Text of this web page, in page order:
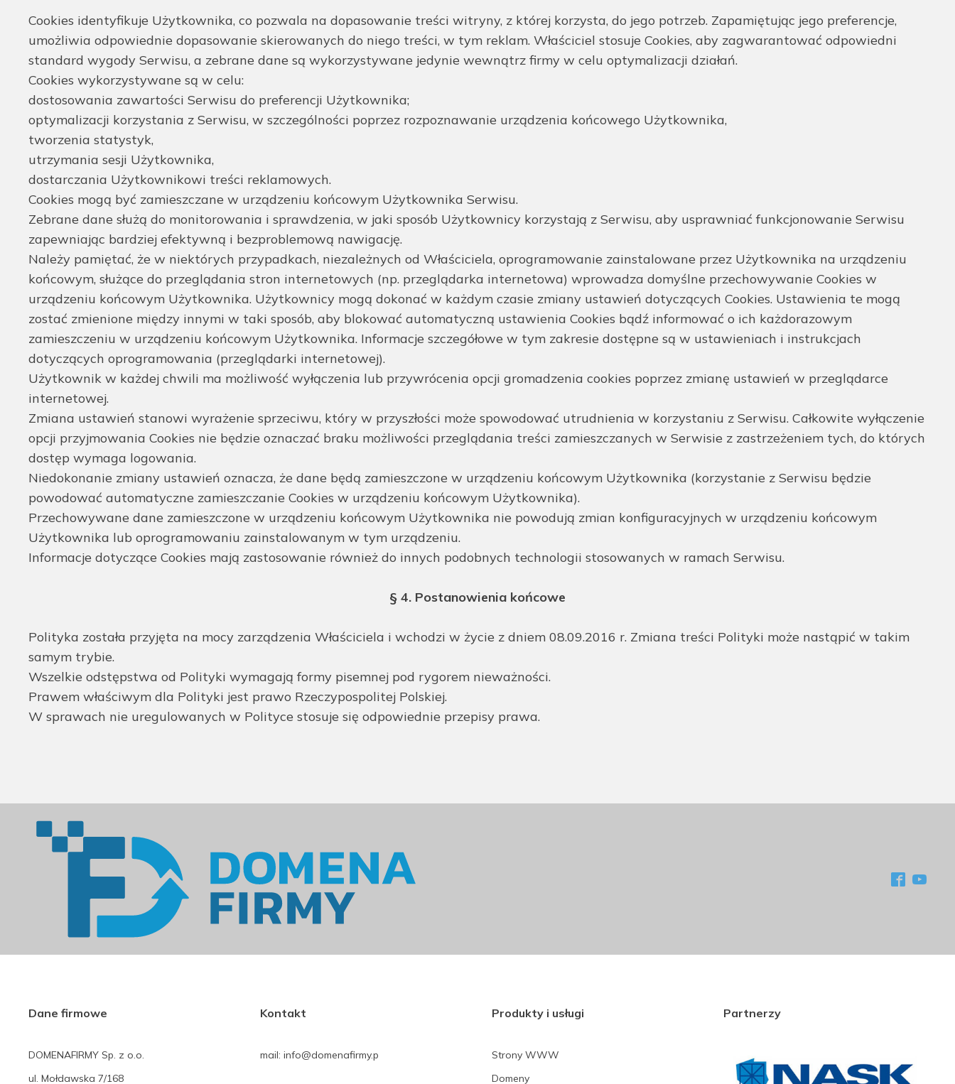
Cookies identyfikuje Użytkownika, co pozwala na dopasowanie treści witryny, z której korzysta, do jego potrzeb. Zapamiętując jego preferencje,
umożliwia odpowiednie dopasowanie skierowanych do niego treści, w tym reklam. Właściciel stosuje Cookies, aby zagwarantować odpowiedni
standard wygody Serwisu, a zebrane dane są wykorzystywane jedynie wewnątrz firmy w celu optymalizacji działań.
Cookies wykorzystywane są w celu:
dostosowania zawartości Serwisu do preferencji Użytkownika;
optymalizacji korzystania z Serwisu, w szczególności poprzez rozpoznawanie urządzenia końcowego Użytkownika,
tworzenia statystyk,
utrzymania sesji Użytkownika,
dostarczania Użytkownikowi treści reklamowych.
Cookies mogą być zamieszczane w urządzeniu końcowym Użytkownika Serwisu.
Zebrane dane służą do monitorowania i sprawdzenia, w jaki sposób Użytkownicy korzystają z Serwisu, aby usprawniać funkcjonowanie Serwisu
zapewniając bardziej efektywną i bezproblemową nawigację.
Należy pamiętać, że w niektórych przypadkach, niezależnych od Właściciela, oprogramowanie zainstalowane przez Użytkownika na urządzeniu
końcowym, służące do przeglądania stron internetowych (np. przeglądarka internetowa) wprowadza domyślne przechowywanie Cookies w
urządzeniu końcowym Użytkownika. Użytkownicy mogą dokonać w każdym czasie zmiany ustawień dotyczących Cookies. Ustawienia te mogą
zostać zmienione między innymi w taki sposób, aby blokować automatyczną ustawienia Cookies bądź informować o ich każdorazowym
zamieszczeniu w urządzeniu końcowym Użytkownika. Informacje szczegółowe w tym zakresie dostępne są w ustawieniach i instrukcjach
dotyczących oprogramowania (przeglądarki internetowej).
Użytkownik w każdej chwili ma możliwość wyłączenia lub przywrócenia opcji gromadzenia cookies poprzez zmianę ustawień w przeglądarce
internetowej.
Zmiana ustawień stanowi wyrażenie sprzeciwu, który w przyszłości może spowodować utrudnienia w korzystaniu z Serwisu. Całkowite wyłączenie
opcji przyjmowania Cookies nie będzie oznaczać braku możliwości przeglądania treści zamieszczanych w Serwisie z zastrzeżeniem tych, do których
dostęp wymaga logowania.
Niedokonanie zmiany ustawień oznacza, że dane będą zamieszczone w urządzeniu końcowym Użytkownika (korzystanie z Serwisu będzie
powodować automatyczne zamieszczanie Cookies w urządzeniu końcowym Użytkownika).
Przechowywane dane zamieszczone w urządzeniu końcowym Użytkownika nie powodują zmian konfiguracyjnych w urządzeniu końcowym
Użytkownika lub oprogramowaniu zainstalowanym w tym urządzeniu.
Informacje dotyczące Cookies mają zastosowanie również do innych podobnych technologii stosowanych w ramach Serwisu.
§ 4. Postanowienia końcowe
Polityka została przyjęta na mocy zarządzenia Właściciela i wchodzi w życie z dniem 08.09.2016 r. Zmiana treści Polityki może nastąpić w takim
samym trybie.
Wszelkie odstępstwa od Polityki wymagają formy pisemnej pod rygorem nieważności.
Prawem właściwym dla Polityki jest prawo Rzeczypospolitej Polskiej.
W sprawach nie uregulowanych w Polityce stosuje się odpowiednie przepisy prawa.
Dane firmowe
DOMENAFIRMY Sp. z o.o.
ul. Mołdawska 7/168
Kontakt
mail: info@domenafirmy.p
Produkty i usługi
Strony WWW
Domeny
Partnerzy